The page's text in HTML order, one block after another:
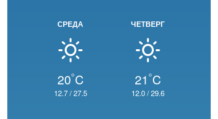
СРЕДА
20°C
12.7/27.5
ЧЕТВЕРГ
21 °C
12.0/29.6